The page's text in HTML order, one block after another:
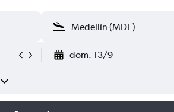
dom. 13/9